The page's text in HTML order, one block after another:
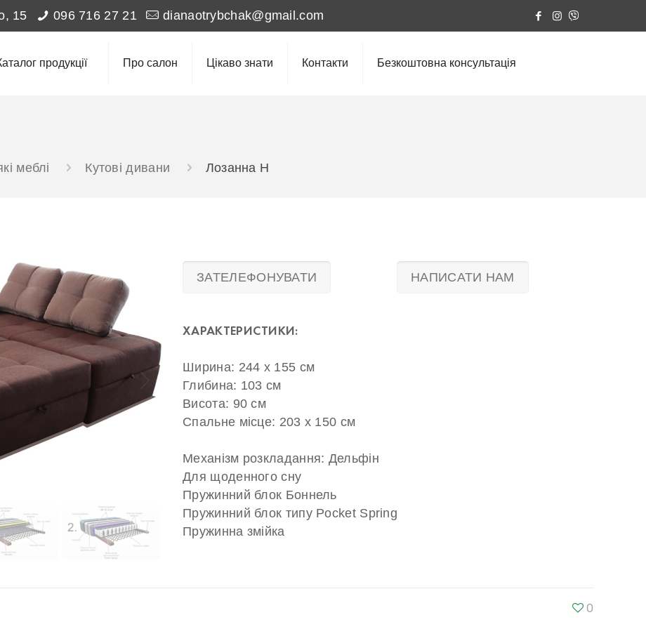
15 096 716 27 21 dianaotrybchak@gmail.com
продукції Про салон Цікаво знати Контакти Безкоштовна консультація
меблі Кутові дивани Лозанна Н
ЗАТЕЛЕФОНУВАТИ НАПИСАТИ НАМ
ХАРАКТЕРИСТИКИ:
Ширина: 244 х 155 см
Глибина: 103 см
Висота: 90 см
Спальне місце: 203 х 150 см
Механізм розкладання: Дельфін
Для щоденного сну
Пружинний блок Боннель
Пружинний блок типу Pocket Spring
Пружинна змійка
0